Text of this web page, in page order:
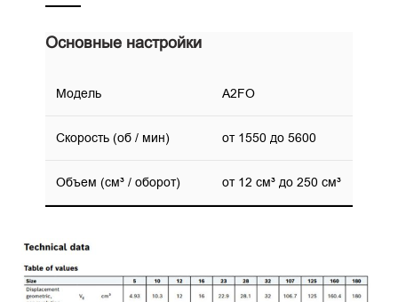
Основные настройки
Модель A2FO
Скорость (об / мин) от 1550 до 5600
Объем (см³ / оборот) от 12 см³ до 250 см³